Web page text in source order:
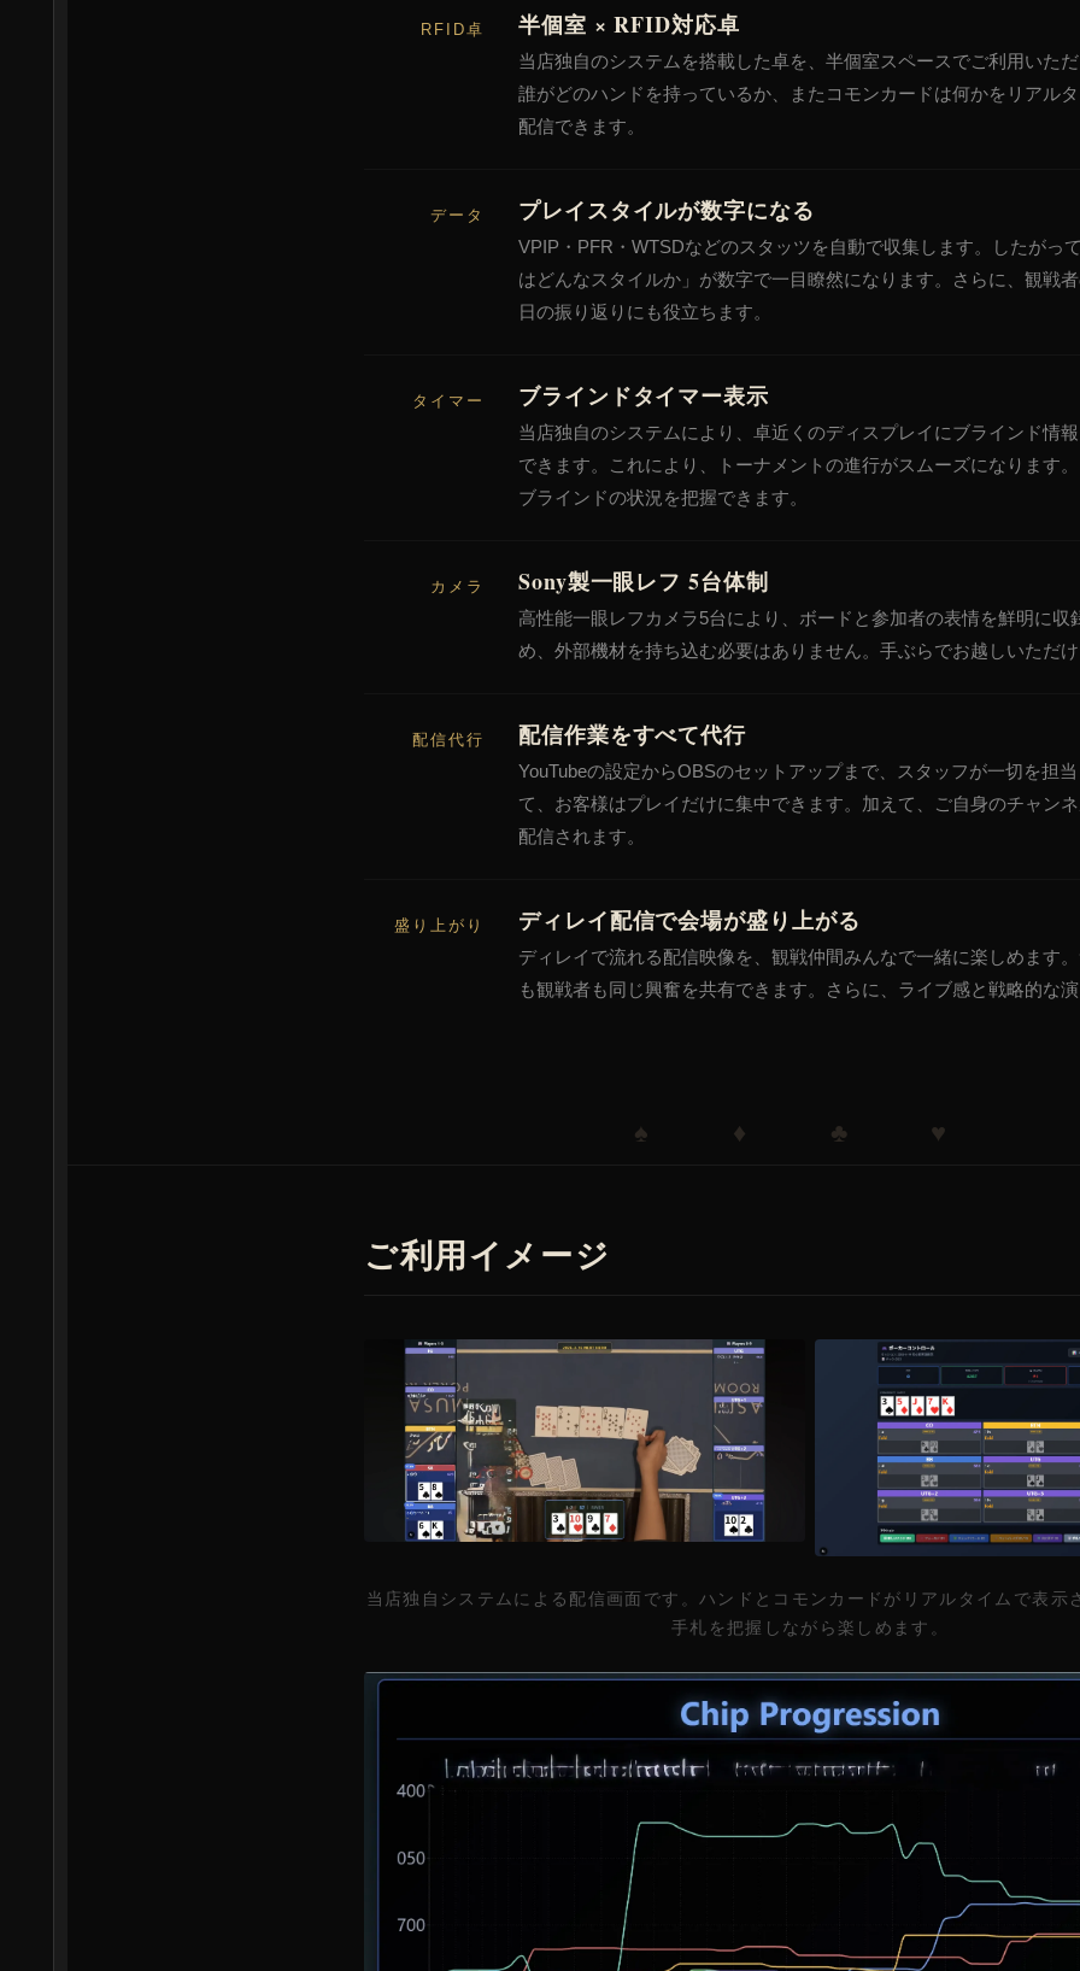
RFID卓 半個室 × RFID対応卓
当店独自のシステムを搭載した卓を、半個室スペースでご利用いた
誰がどのハンドを持っているか、またコモンカードは何かをリアル
配信できます。
データ プレイスタイルが数字になる
VPIP・PFR・WTSDなどのスタッツを自動で収集します。したがっ
はどんなスタイルか」が数字で一目瞭然になります。さらに、観戦
日の振り返りにも役立ちます。
タイマー ブラインドタイマー表示
当店独自のシステムにより、卓近くのディスプレイにブラインド情
できます。これにより、トーナメントの進行がスムーズになります
ブラインドの状況を把握できます。
カメラ Sony製一眼レフ 5台体制
高性能一眼レフカメラ5台により、ボードと参加者の表情を鮮明に収
め、外部機材を持ち込む必要はありません。手ぶらでお越しいただ
配信代行 配信作業をすべて代行
YouTubeの設定からOBSのセットアップまで、スタッフが一切を担
て、お客様はプレイだけに集中できます。加えて、ご自身のチャン
配信されます。
盛り上がり ディレイ配信で会場が盛り上がる
ディレイで流れる配信映像を、観戦仲間みんなで一緒に楽しめます
も観戦者も同じ興奮を共有できます。さらに、ライブ感と戦略的な
♠ ♦ ♣ ♥
ご利用イメージ
当店独自システムによる配信画面です。ハンドとコモンカードがリアルタイムで表示
手札を把握しながら楽しめます。